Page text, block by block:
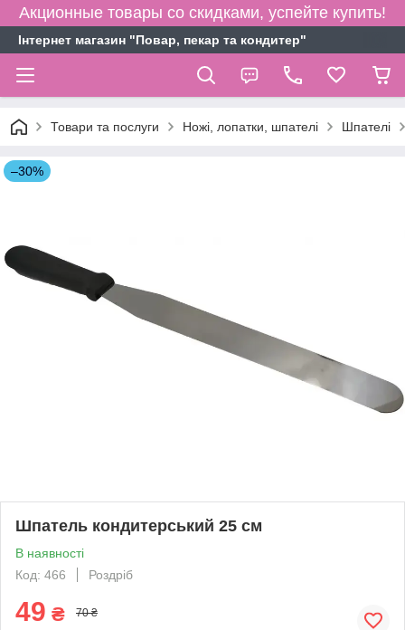
Акционные товары со скидками, успейте купить!
Інтернет магазин "Повар, пекар та кондитер"
Товари та послуги Ножі, лопатки, шпателі Шпателі
–30%
Шпатель кондитерський 25 см
В наявності
Код: 466
Роздріб
49 ₴ 70 ₴